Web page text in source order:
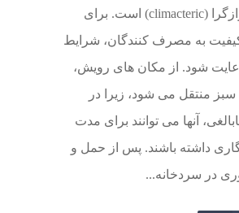
میوه های فرازگرا (climacteric) است. برای
کیفیت به مصرف کنندگان، شرایط
شود. از مکان های رویش،
منتقل می شود، زیرا در
آنها می توانند برای مدت
داشته باشند. پس از حمل و
در سردخانه...